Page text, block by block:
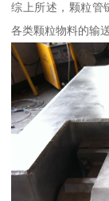
综上所述，颗粒管
各类颗粒物料的输